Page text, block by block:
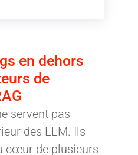
en dehors
de
servent pas
des LLM. Ils
cœur de plusieurs